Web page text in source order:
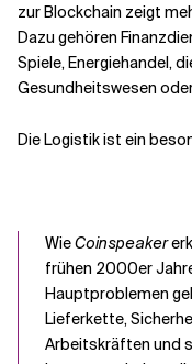
zur Blockchain zeigt
Dazu gehören
Spiele, Energiehandel,
Gesundheitswesen
Die Logistik ist ein
WieCoinspeaker
frühen 2000er
Hauptproblemen
Lieferkette,
Arbeitskräften und